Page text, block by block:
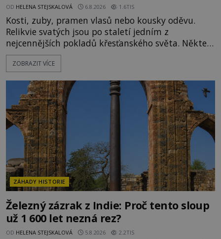
OD HELENA STEJSKALOVÁ 6.8.2026 1.6TIS
Kosti, zuby, pramen vlasů nebo kousky oděvu.
Relikvie svatých jsou po staletí jedním z
nejcennějších pokladů křesťanského světa. Některé
mají pečlivě doloženou historii, jiné provází
záhady, krádeže i nečekané objevy. Jejich osudy
o skutečné historické události. Ve středověké
Evropě mají relikvie mimořádnou hodnotu. Nejsou
jen předmětem úcty
ZOBRAZIT VÍCE
ZÁHADY HISTORIE
Železný zázrak z Indie: Proč tento sloup
už 1 600 let nezná rez?
OD HELENA STEJSKALOVÁ 5.8.2026 2.2TIS